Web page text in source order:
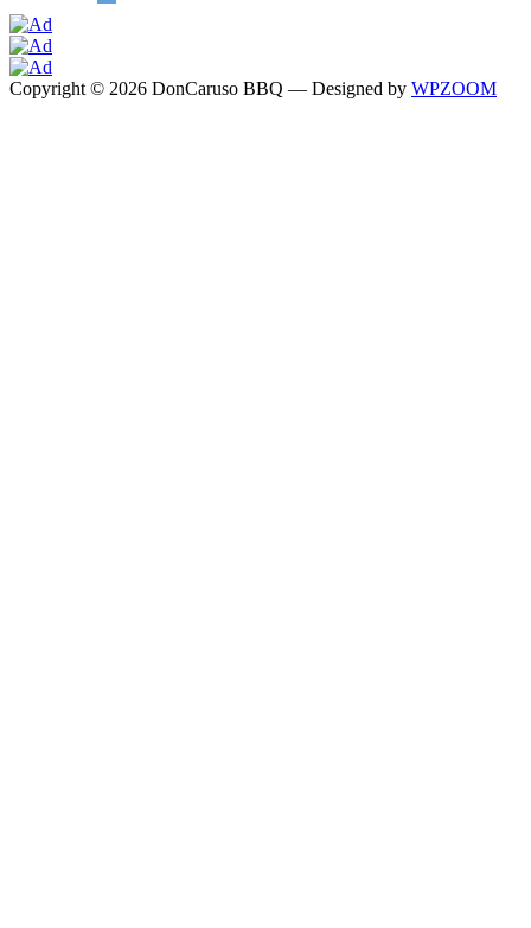
Copyright © 2026 DonCaruso BBQ — Designed by WPZOOM